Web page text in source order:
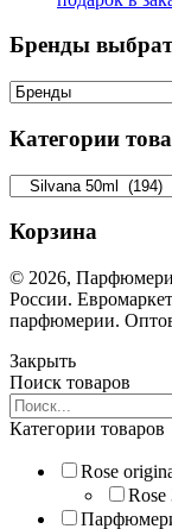
Бренды
Категории
Корзина
© 2026,
России.
парфюмерии.
Закрыть
Поиск товаров
Search
products:
Категории товаров
Rose
Rose